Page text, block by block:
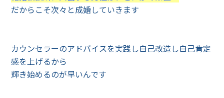
だからこそ次々と成婚していきます
カウンセラーのアドバイスを実践し自己改造し自己肯定
感を上げるから
輝き始めるのが早いんです